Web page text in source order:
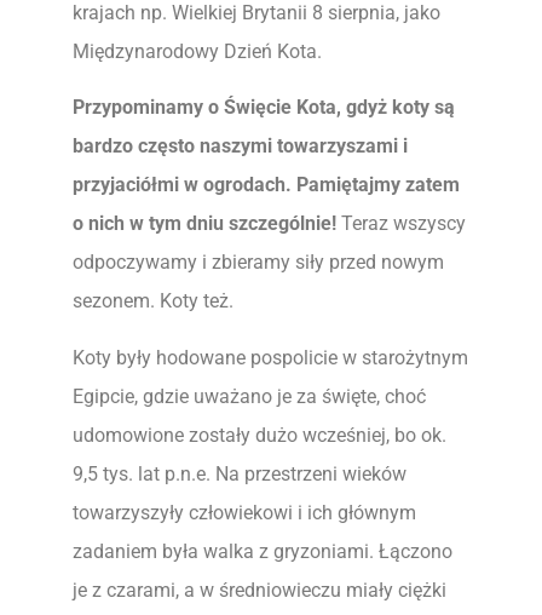
krajach np. Wielkiej Brytanii 8 sierpnia, jako
Międzynarodowy Dzień Kota.
Przypominamy o Święcie Kota, gdyż koty są
bardzo często naszymi towarzyszami i
przyjaciółmi w ogrodach. Pamiętajmy zatem
o nich w tym dniu szczególnie! Teraz wszyscy
odpoczywamy i zbieramy siły przed nowym
sezonem. Koty też.
Koty były hodowane pospolicie w starożytnym
Egipcie, gdzie uważano je za święte, choć
udomowione zostały dużo wcześniej, bo ok.
9,5 tys. lat p.n.e. Na przestrzeni wieków
towarzyszyły człowiekowi i ich głównym
zadaniem była walka z gryzoniami. Łączono
je z czarami, a w średniowieczu miały ciężki